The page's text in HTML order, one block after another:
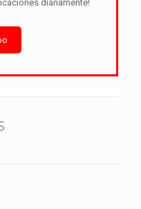
diariamente!